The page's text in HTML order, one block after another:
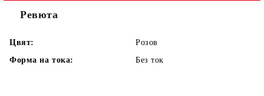
Ревюта
Цвят:
Розов
Форма на тока:
Без ток